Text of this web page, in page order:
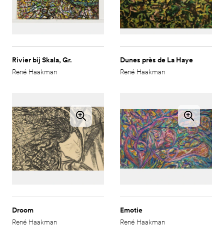
Rivier bij Skala, Gr.
René Haakman
Dunes près de La Haye
René Haakman
Droom
René Haakman
Emotie
René Haakman